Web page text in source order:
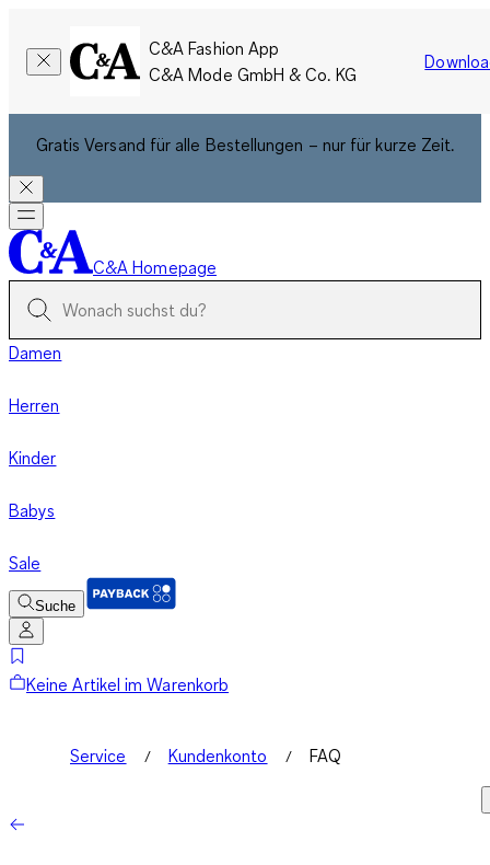
C&A Fashion App
C&A Mode GmbH & Co. KG
Gratis Versand für alle Bestellungen – nur für kurze Zeit.
C&A Homepage
Damen
Herren
Kinder
Babys
Sale
Suche
Keine Artikel im Warenkorb
Service Kundenkonto FAQ